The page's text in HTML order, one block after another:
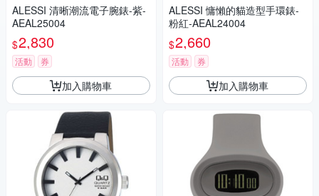
ALESSI 清晰潮流電子腕錶-紫-
AEAL25004
$2,830
活動 券
加入購物車
ALESSI 慵懶的貓造型手環錶-
粉紅-AEAL24004
$2,660
活動 券
加入購物車